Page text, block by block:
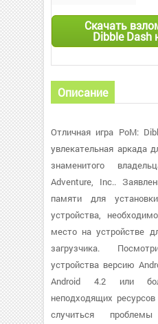
Скачать
Dibble Dash
Описание
Отличная игра PoM:
увлекательная аркада
знаменитого
Adventure, Inc..
памяти для
устройства,
место на устройстве
загрузчика.
устройства версию
Android 4.2 или
неподходящих
случиться